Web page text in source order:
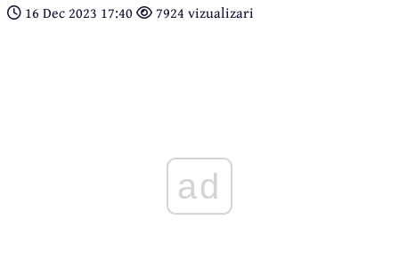
16 Dec 2023 17:40 7924 vizualizari
ad